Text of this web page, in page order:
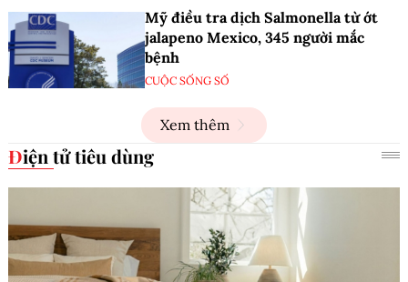
Mỹ điều tra dịch Salmonella từ ớt
jalapeno Mexico, 345 người mắc
bệnh
CUỘC SỐNG SỐ
Xem thêm
Điện tử tiêu dùng